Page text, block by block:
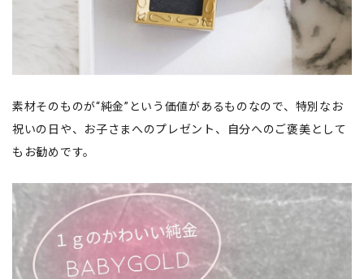
素材そのものが“純金”という価値があるものなので、特別なお
祝いの日や、お子さまへのプレゼント、自分へのご褒美として
もお勧めです。